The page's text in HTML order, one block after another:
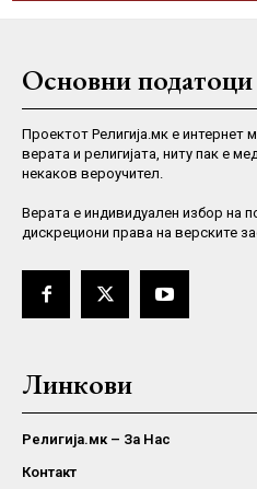
Основни податоци
Проектот Религија.мк е интернет
верата и религијата, ниту пак е
некаков вероучител.
Верaта е индивидуален избор на
дискрециони права на верските
Линкови
Религија.мк – За Нас
Контакт